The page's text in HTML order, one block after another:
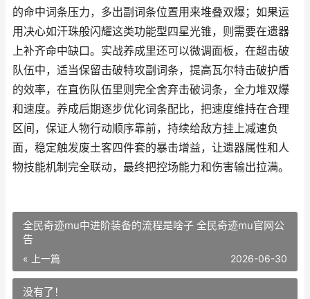
的命中词条压力，多出副词条位置用来堆叠双爆；如果运
用决心如汗珠般闪耀这类功能型四星光锥，则需要在遗器
上补齐命中缺口。实战养成里还可以微调面板，在超击破
队伍中，适当保留击破特攻副词条，提高瓦尔特击破护盾
的效率，在直伤队伍里则完全舍弃击破词条，全力堆双爆
和速度。养成后期逐步优化词条配比，把速度维持在合理
区间，保证人物行动顺序靠前，持续给敌方挂上减速负
面，稳定触发废土客四件套的暴击增益，让遗器属性和人
物技能机制完全联动，最终把控场能力和伤害输出拉满。
全民奇迹mu中进阶装备的流程是啥子 全民奇迹mu官网公
告
« 上一篇 2026-06-30
没有了！